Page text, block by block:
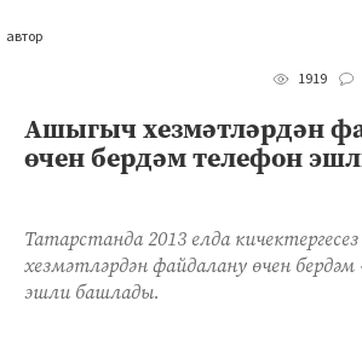
автор
1919
Ашыгыч хезмәтләрдән
өчен бердәм телефон
Татарстанда 2013 елда
хезмәтләрдән файдалану өчен
эшли башлады.